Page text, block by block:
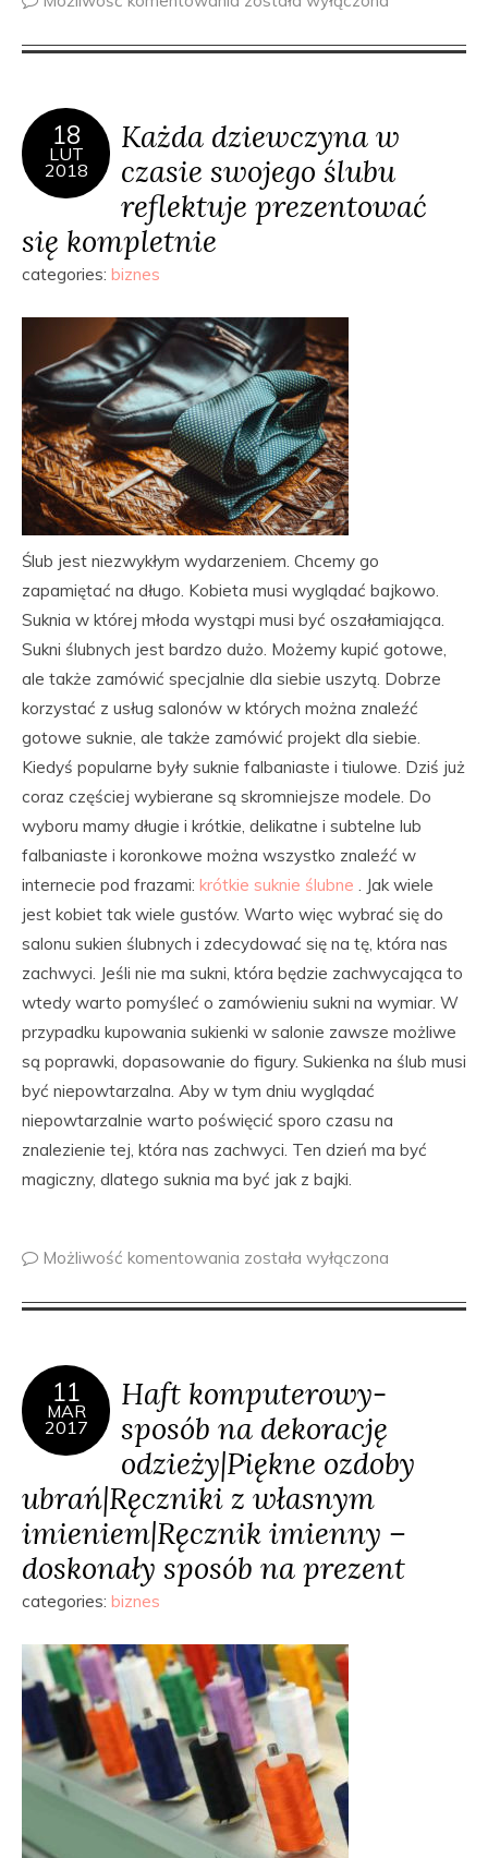
18
LUT
2018
Każda dziewczyna w
czasie swojego ślubu
reflektuje prezentować
się kompletnie
categories: biznes
Ślub jest niezwykłym wydarzeniem. Chcemy go
zapamiętać na długo. Kobieta musi wyglądać bajkowo.
Suknia w której młoda wystąpi musi być oszałamiająca.
Sukni ślubnych jest bardzo dużo. Możemy kupić gotowe,
ale także zamówić specjalnie dla siebie uszytą. Dobrze
korzystać z usług salonów w których można znaleźć
gotowe suknie, ale także zamówić projekt dla siebie.
Kiedyś popularne były suknie falbaniaste i tiulowe. Dziś już
coraz częściej wybierane są skromniejsze modele. Do
wyboru mamy długie i krótkie, delikatne i subtelne lub
falbaniaste i koronkowe można wszystko znaleźć w
internecie pod frazami: krótkie suknie ślubne . Jak wiele
jest kobiet tak wiele gustów. Warto więc wybrać się do
salonu sukien ślubnych i zdecydować się na tę, która nas
zachwyci. Jeśli nie ma sukni, która będzie zachwycająca to
wtedy warto pomyśleć o zamówieniu sukni na wymiar. W
przypadku kupowania sukienki w salonie zawsze możliwe
są poprawki, dopasowanie do figury. Sukienka na ślub musi
być niepowtarzalna. Aby w tym dniu wyglądać
niepowtarzalnie warto poświęcić sporo czasu na
znalezienie tej, która nas zachwyci. Ten dzień ma być
magiczny, dlatego suknia ma być jak z bajki.
Możliwość komentowania została wyłączona
11
MAR
2017
Haft komputerowy-
sposób na dekorację
odzieży|Piękne ozdoby
ubrań|Ręczniki z własnym
imieniem|Ręcznik imienny –
doskonały sposób na prezent
categories: biznes